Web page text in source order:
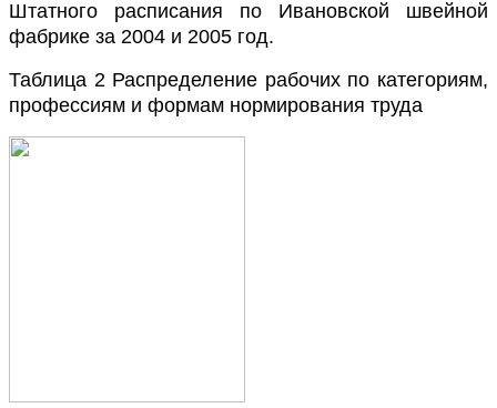
Штатного расписания по Ивановской швейной
фабрике за 2004 и 2005 год.
Таблица 2 Распределение рабочих по категориям,
профессиям и формам нормирования труда